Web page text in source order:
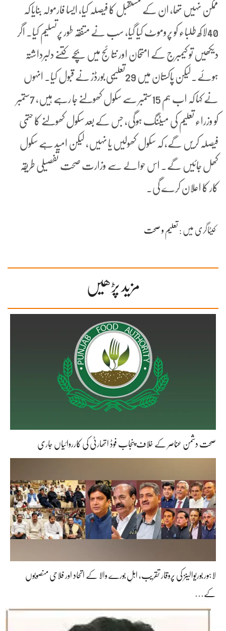
ممکن نہیں تھا، ان کے مستقبل کا فیصلہ کیا، ایسا فارمولہ بنایا کہ
40لاکھ طلباء کو پروموٹ کیا گیا، سب نے متفقہ طور پرتسلیم کیا۔ اگر
دیکھیں تو کیمبرج کے امتحان اور نتائج میں بچے کتنے دلبرداشتہ
ہوئے۔لیکن پاکستان میں 29تعلیمی بورڈز نے قبول کیا۔ انہوں
نے کہا کہ اب ہم 15ستمبر سے سکول کھولنے جا رہے ہیں، 7ستمبر
کو وزراء تعلیم کی میٹنگ ہوگی، جس کے بعد سکول کھولنے کا حتمی
فیصلہ کریں گے، کہ سکول کھولیں یا نہیں، لیکن امید ہے سکول
کھل جائیں گے۔ اس حوالے سے وزارت صحت تفصیلی طریقہ
کار کا اعلان کرے گی۔
کیٹاگری میں : تعلیم و صحت
مزید پڑھیں
صحت دشمن عناصر کے خلاف پنجاب فوڈ اتھارٹی کی کارروائیاں جاری
لاہور بوریوالینز کی پروقار تقریب، اہلِ بورے والا کے اتحاد اور فلاحی منصوبوں
کے…